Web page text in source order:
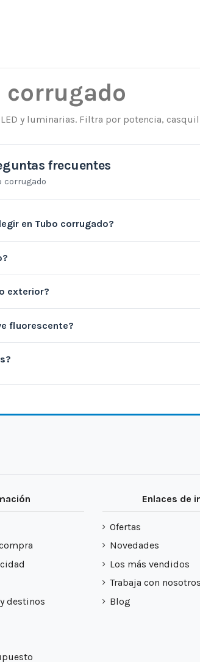
corrugado
y luminarias. Filtra por potencia,
frecuentes
corrugado
en Tubo corrugado?
exterior?
fluorescente?
destinos
Enlaces de
Ofertas
Novedades
Los más vendidos
Trabaja con nosotros
Blog